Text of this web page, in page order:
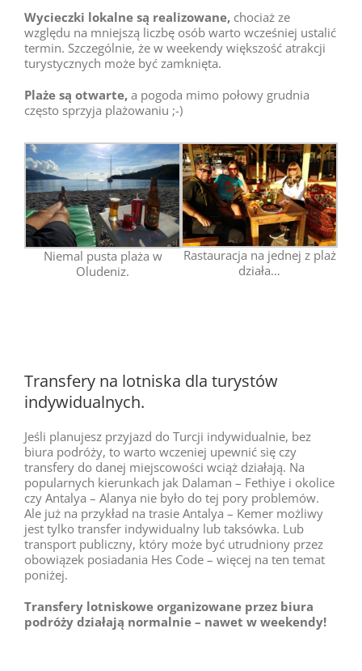
Wycieczki lokalne są realizowane, chociaż ze
względu na mniejszą liczbę osób warto wcześniej ustalić
termin. Szczególnie, że w weekendy większość atrakcji
turystycznych może być zamknięta.
Plaże są otwarte, a pogoda mimo połowy grudnia
często sprzyja plażowaniu ;-)
Niemal pusta plaża w
Oludeniz.
Rastauracja na jednej z plaż
działa…
Transfery na lotniska dla turystów
indywidualnych.
Jeśli planujesz przyjazd do Turcji indywidualnie, bez
biura podróży, to warto wczeniej upewnić się czy
transfery do danej miejscowości wciąż działają. Na
popularnych kierunkach jak Dalaman – Fethiye i okolice
czy Antalya – Alanya nie było do tej pory problemów.
Ale już na przykład na trasie Antalya – Kemer możliwy
jest tylko transfer indywidualny lub taksówka. Lub
transport publiczny, który może być utrudniony przez
obowiązek posiadania Hes Code – więcej na ten temat
poniżej.
Transfery lotniskowe organizowane przez biura
podróży działają normalnie – nawet w weekendy!